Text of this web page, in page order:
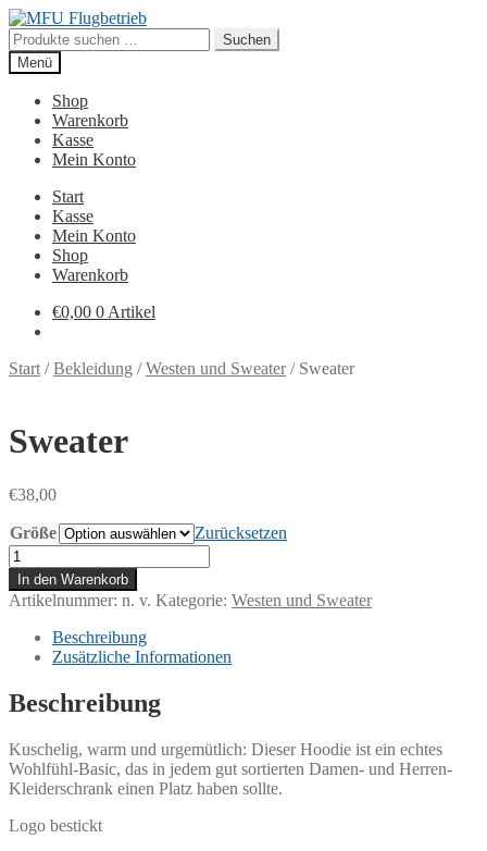
Zur
Navigation
springen
Zum
Inhalt
springen
Suchen
nach:
Suchen
Menü
Shop
Warenkorb
Kasse
Mein Konto
Start
Kasse
Mein Konto
Shop
Warenkorb
€0,00 0 Artikel
Start /Bekleidung /Westen und Sweater/ Sweater
Sweater
€38,00
Größe
Zurücksetzen
Sweater
Menge
In den Warenkorb
Artikelnummer: n. v. Kategorie: Westen und Sweater
Beschreibung
Zusätzliche Informationen
Beschreibung
Kuschelig, warm und urgemütlich: Dieser Hoodie ist ein echtes
Wohlfühl-Basic, das in jedem gut sortierten Damen- und Herren-
Kleiderschrank einen Platz haben sollte.
Logo bestickt